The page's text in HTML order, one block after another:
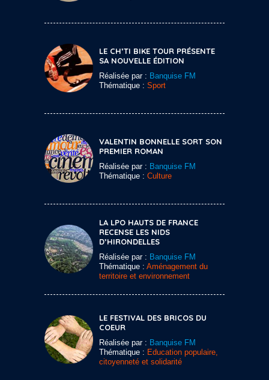
LE CH’TI BIKE TOUR PRÉSENTE
SA NOUVELLE ÉDITION
Réalisée par : Banquise FM
Thématique : Sport
VALENTIN BONNELLE SORT SON
PREMIER ROMAN
Réalisée par : Banquise FM
Thématique : Culture
LA LPO HAUTS DE FRANCE
RECENSE LES NIDS
D’HIRONDELLES
Réalisée par : Banquise FM
Thématique : Aménagement du
territoire et environnement
LE FESTIVAL DES BRICOS DU
COEUR
Réalisée par : Banquise FM
Thématique : Education populaire,
citoyenneté et solidarité